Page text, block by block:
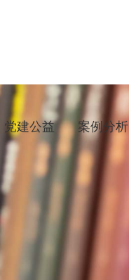
党建公益 案例分析